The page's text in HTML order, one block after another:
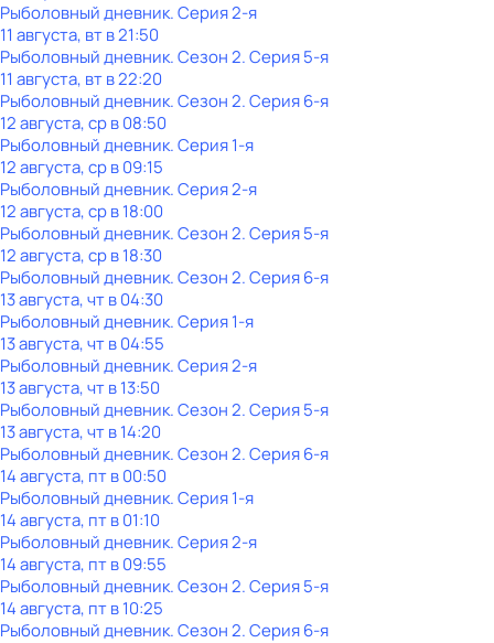
Рыболовный дневник. Серия 2-я
11 августа, вт в 21:50
Рыболовный дневник. Сезон 2. Серия 5-я
11 августа, вт в 22:20
Рыболовный дневник. Сезон 2. Серия 6-я
12 августа, ср в 08:50
Рыболовный дневник. Серия 1-я
12 августа, ср в 09:15
Рыболовный дневник. Серия 2-я
12 августа, ср в 18:00
Рыболовный дневник. Сезон 2. Серия 5-я
12 августа, ср в 18:30
Рыболовный дневник. Сезон 2. Серия 6-я
13 августа, чт в 04:30
Рыболовный дневник. Серия 1-я
13 августа, чт в 04:55
Рыболовный дневник. Серия 2-я
13 августа, чт в 13:50
Рыболовный дневник. Сезон 2. Серия 5-я
13 августа, чт в 14:20
Рыболовный дневник. Сезон 2. Серия 6-я
14 августа, пт в 00:50
Рыболовный дневник. Серия 1-я
14 августа, пт в 01:10
Рыболовный дневник. Серия 2-я
14 августа, пт в 09:55
Рыболовный дневник. Сезон 2. Серия 5-я
14 августа, пт в 10:25
Рыболовный дневник. Сезон 2. Серия 6-я